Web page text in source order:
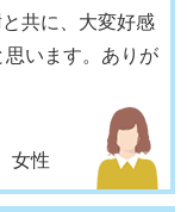
共に、大変好感
います。ありが
女性